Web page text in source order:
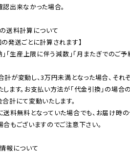
出来なかった場合。
送料計算について
発送ごとに計算されます】
」「生産上限に伴う減数」「月またぎでのご予
計が変動し、3万円未満となった場合、それ
ます。お支払い方法が「代金引換」の場合
料無料となっていた場合でも、お届け時
もございますのでご注意下さい。
報について